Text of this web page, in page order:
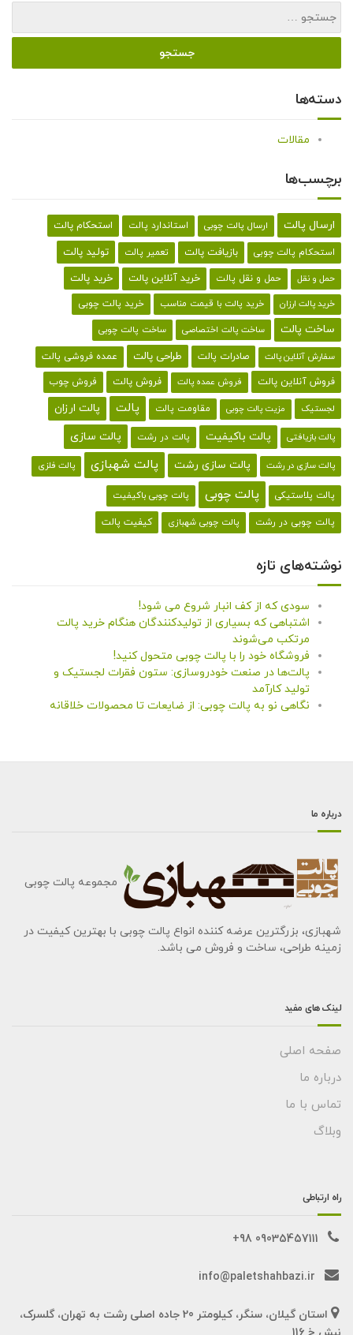
دسته‌ها
مقالات
برچسب‌ها
ارسال پالت ارسال پالت چوبی استاندارد پالت استحکام پالت
استحکام پالت چوبی بازیافت پالت تعمیر پالت تولید پالت
حمل و نقل حمل و نقل پالت خرید آنلاین پالت خرید پالت
خرید پالت ارزان خرید پالت با قیمت مناسب خرید پالت چوبی
ساخت پالت ساخت پالت اختصاصی ساخت پالت چوبی
سفارش آنلاین پالت صادرات پالت طراحی پالت عمده فروشی پالت
فروش آنلاین پالت فروش عمده پالت فروش پالت فروش چوب
لجستیک مزیت پالت چوبی مقاومت پالت پالت پالت ارزان
پالت بازیافتی پالت باکیفیت پالت در رشت پالت سازی
پالت سازی در رشت پالت سازی رشت پالت شهبازی پالت فلزی
پالت پلاستیکی پالت چوبی پالت چوبی باکیفیت
پالت چوبی در رشت پالت چوبی شهبازی کیفیت پالت
نوشته‌های تازه
سودی که از کف انبار شروع می شود!
اشتباهی که بسیاری از تولیدکنندگان هنگام خرید پالت
مرتکب می‌شوند
فروشگاه خود را با پالت چوبی متحول کنید!
پالت‌ها در صنعت خودروسازی: ستون فقرات لجستیک و
تولید کارآمد
نگاهی نو به پالت چوبی: از ضایعات تا محصولات خلاقانه
درباره ما
مجموعه پالت چوبی
شهبازی، بزرگترین عرضه کننده انواع پالت چوبی با بهترین کیفیت در
زمینه طراحی، ساخت و فروش می باشد.
لینک های مفید
صفحه اصلی
درباره ما
تماس با ما
وبلاگ
راه ارتباطی
09035457111 98+
info@paletshahbazi.ir
استان گیلان، سنگر، کیلومتر 20 جاده اصلی رشت به تهران، گلسرک،